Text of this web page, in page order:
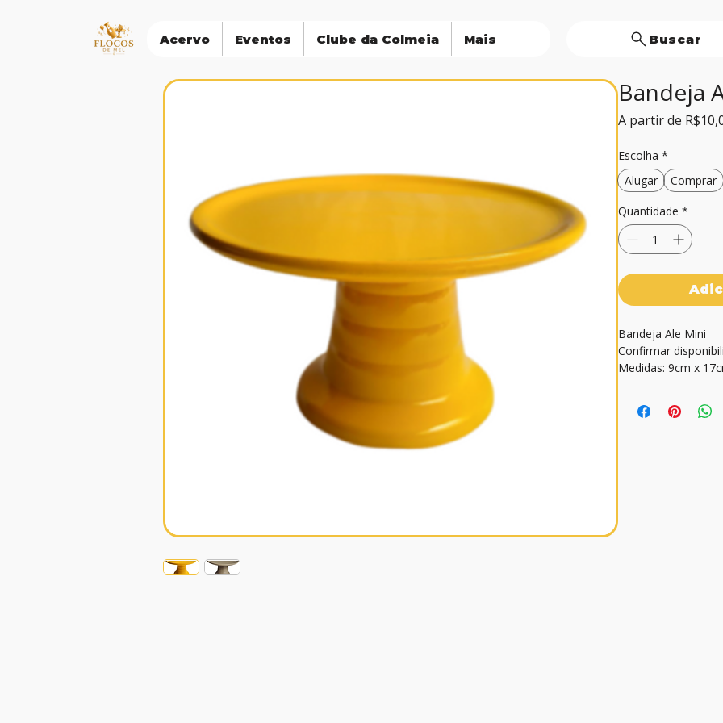
Acervo Eventos Clube da Colmeia Mais Buscar
Bandeja
A partir de
Escolha *
Alugar
Comprar
Quantidade *
Bandeja Ale Mini
Confirmar
Medidas: 9cm x